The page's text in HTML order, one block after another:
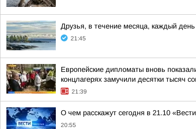
Друзья, в течение месяца, каждый
21:45
Европейские дипломаты вновь
концлагерях замучили десятки тысяч
21:39
О чем расскажут сегодня в 21.10
20:55